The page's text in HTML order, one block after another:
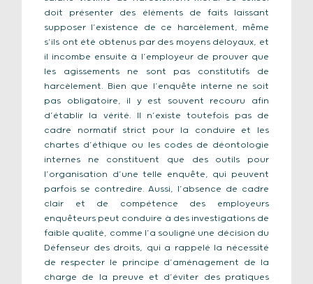
doit présenter des éléments de faits laissant
supposer l’existence de ce harcèlement, même
s’ils ont été obtenus par des moyens déloyaux, et
il incombe ensuite à l’employeur de prouver que
les agissements ne sont pas constitutifs de
harcèlement. Bien que l’enquête interne ne soit
pas obligatoire, il y est souvent recouru afin
d’établir la vérité. Il n’existe toutefois pas de
cadre normatif strict pour la conduire et les
chartes d’éthique ou les codes de déontologie
internes ne constituent que des outils pour
l’organisation d’une telle enquête, qui peuvent
parfois se contredire. Aussi, l’absence de cadre
clair et de compétence des employeurs
enquêteurs peut conduire à des investigations de
faible qualité, comme l’a souligné une décision du
Défenseur des droits, qui a rappelé la nécessité
de respecter le principe d’aménagement de la
charge de la preuve et d’éviter des pratiques